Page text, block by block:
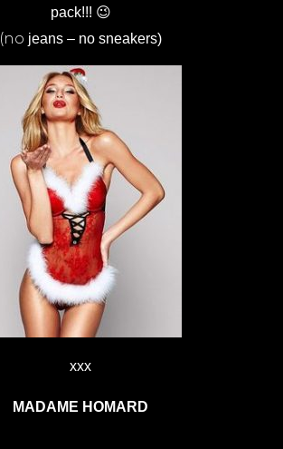
pack!!! 😉
(no jeans – no sneakers)
xxx
MADAME HOMARD